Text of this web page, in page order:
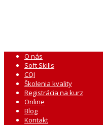
O nás
Soft Skills
CQI
Školenia kvality
Registrácia na kurz
Online
Blog
Kontakt